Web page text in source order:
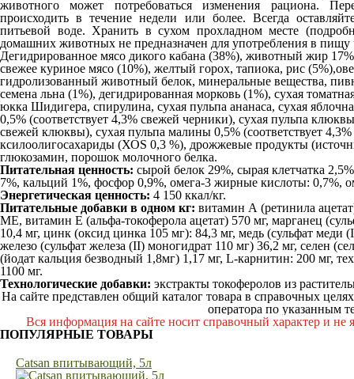
животного может потребоваться изменения рациона.
происходить в течение недели или более. Всегда
питьевой воде. Хранить в сухом прохладном месте
домашних животных не предназначен для употребления в пищу
Дегидрированное мясо дикого кабана (38%), животный жир
свежее куриное мясо (10%), желтый горох, тапиока, рис
гидролизованный животный белок, минеральные вещества,
семена льна (1%), дегидрированная морковь (1%), сухая
юкка Шидигера, спирулина, сухая пульпа ананаса, сухая
0,5% (соответствует 4,3% свежей черники), сухая пульпа
свежей клюквы), сухая пульпа малины 0,5% (соответствует
ксилоолигосахариды (ХОS 0,3 %), дрожжевые продукты
глюкозамин, порошок молочного белка.
Питательная ценность: сырой белок 29%, сырая клетчатка
7%, кальций 1%, фосфор 0,9%, омега-3 жирные кислоты: 0,7%,
Энергетическая ценность: 4 150 ккал/кг.
Питательные добавки в одном кг: витамин А (ретинила
МЕ, витамин E (альфа-токоферола ацетат) 570 мг, марганец
10,4 мг, цинк (оксид цинка 105 мг): 84,3 мг, медь (сульфат меди
железо (сульфат железа (II) моногидрат 110 мг) 36,2 мг, селен
(йодат кальция безводный 1,8мг) 1,17 мг, L-карнитин: 200 мг,
1100 мг.
Технологические добавки: экстракты токоферолов из
На сайте представлен общий каталог товара в справочных
оператора по указанным
Вся информация на сайте носит справочный характер и
ПОПУЛЯРНЫЕ ТОВАРЫ
Catsan впитывающий, 5л